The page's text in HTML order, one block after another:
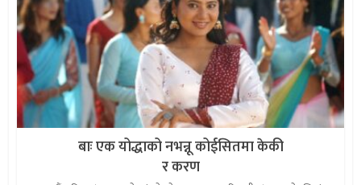
बाः एक योद्धाको नभन्नू कोईसितमा केकी
र करण